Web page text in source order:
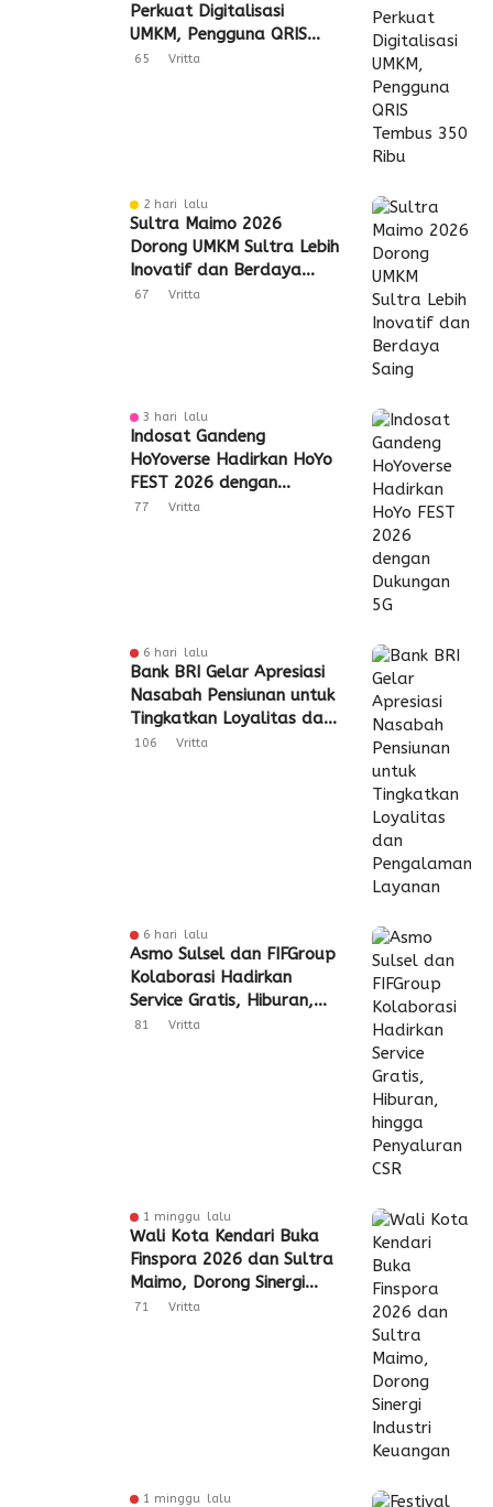
Perkuat Digitalisasi
UMKM, Pengguna QRIS
Tembus 350 Ribu
65 Vritta
2 hari lalu
Sultra Maimo 2026
Dorong UMKM Sultra Lebih
Inovatif dan Berdaya
Saing
67 Vritta
3 hari lalu
Indosat Gandeng
HoYoverse Hadirkan HoYo
FEST 2026 dengan
Dukungan 5G
77 Vritta
6 hari lalu
Bank BRI Gelar Apresiasi
Nasabah Pensiunan untuk
Tingkatkan Loyalitas dan
Pengalaman Layanan
106 Vritta
6 hari lalu
Asmo Sulsel dan FIFGroup
Kolaborasi Hadirkan
Service Gratis, Hiburan,
hingga Penyaluran CSR
81 Vritta
1 minggu lalu
Wali Kota Kendari Buka
Finspora 2026 dan Sultra
Maimo, Dorong Sinergi
Industri Keuangan
71 Vritta
1 minggu lalu